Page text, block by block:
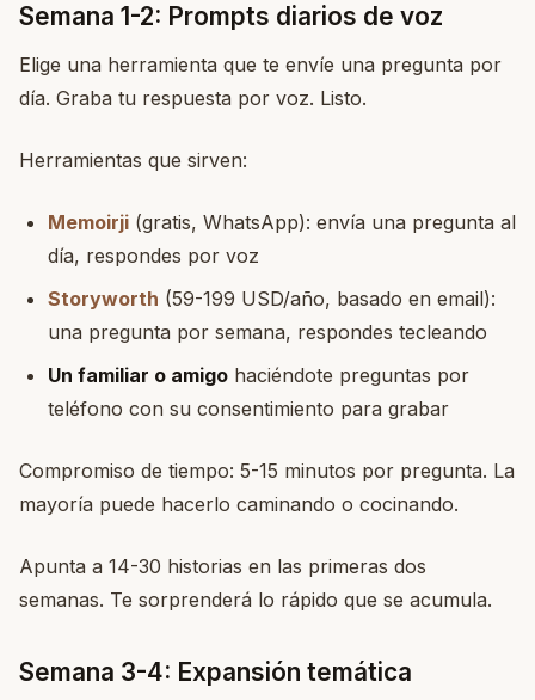
Semana 1-2: Prompts diarios de voz
Elige una herramienta que te envíe una pregunta por
día. Graba tu respuesta por voz. Listo.
Herramientas que sirven:
Memoirji (gratis, WhatsApp): envía una pregunta al
día, respondes por voz
Storyworth (59-199 USD/año, basado en email):
una pregunta por semana, respondes tecleando
Un familiar o amigo haciéndote preguntas por
teléfono con su consentimiento para grabar
Compromiso de tiempo: 5-15 minutos por pregunta. La
mayoría puede hacerlo caminando o cocinando.
Apunta a 14-30 historias en las primeras dos
semanas. Te sorprenderá lo rápido que se acumula.
Semana 3-4: Expansión temática